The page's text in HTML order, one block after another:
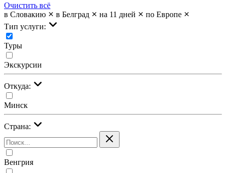
Очистить всё
в Словакию
в Белград на 11 дней
по Европе
Тип услуги:
Туры
Экскурсии
Откуда:
Минск
Страна:
Венгрия